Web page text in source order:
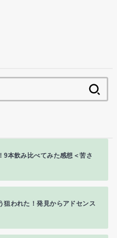
索:
9本飲み比べてみた感想＜苦さ
狙われた！発見からアドセンス